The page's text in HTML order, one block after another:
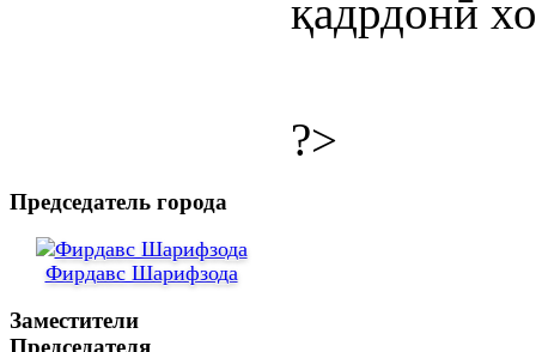
қадрдонӣ
?>
Председатель города
Фирдавс Шарифзода
Заместители
Председателя